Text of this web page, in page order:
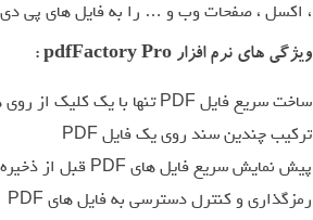
، اکسل ، صفحات وب و … را به فایل های پی دی
ویژگی های نرم افزار pdfFactory Pro :
ساخت سریع فایل PDF تنها با یک کلیک از روی هر نرم افزار
ترکیب چندین سند روی یک فایل PDF
پیش نمایش سریع فایل های PDF قبل از ذخیره و باز کردن آن توسط نرم افزارهای دیگر
رمزگذاری و کنترل دسترسی به فایل های PDF